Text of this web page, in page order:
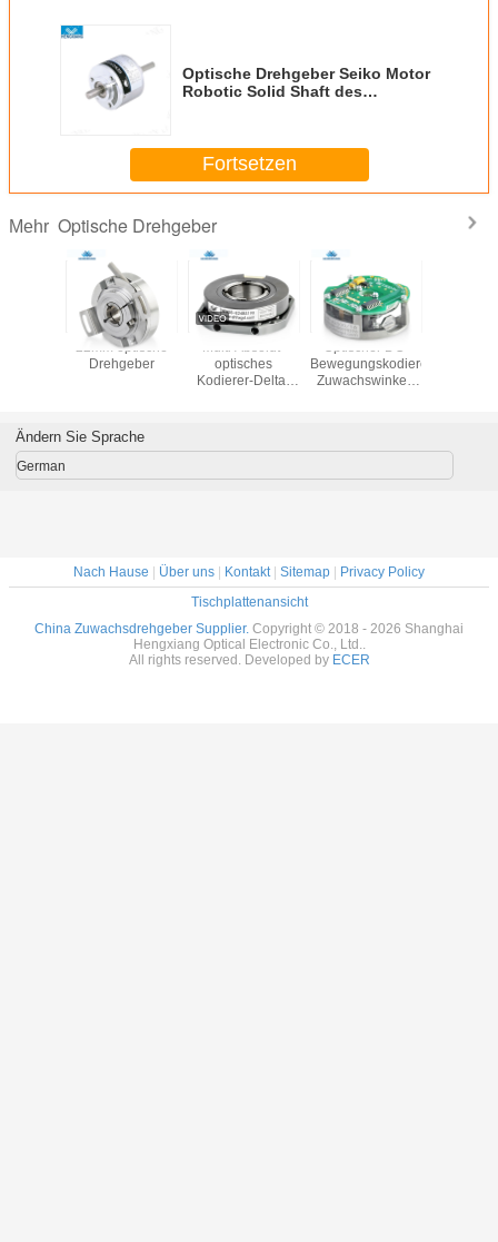
Optische Drehgeber Seiko Motor
Robotic Solid Shaft des
Fortsetzen
Mehr Optische Drehgeber
Wellen-
zusätzlicher
2048ppr IP65 S38
6mm
Wellen-Linie
Driver7272 der
Stärke-28mm gab
-600ppr aus
Ultra dünner
Drehgeber-
Außendurchmesser
Ändern Sie Sprache
German
Nach Hause Über uns Kontakt| Sitemap
Privacy Policy
Tischplattenansicht
China Zuwachsdrehgeber Supplier. Copyright © 2018 - 2026 Shanghai
Hengxiang Optical Electronic Co., Ltd..
All rights reserved. Developed by ECER